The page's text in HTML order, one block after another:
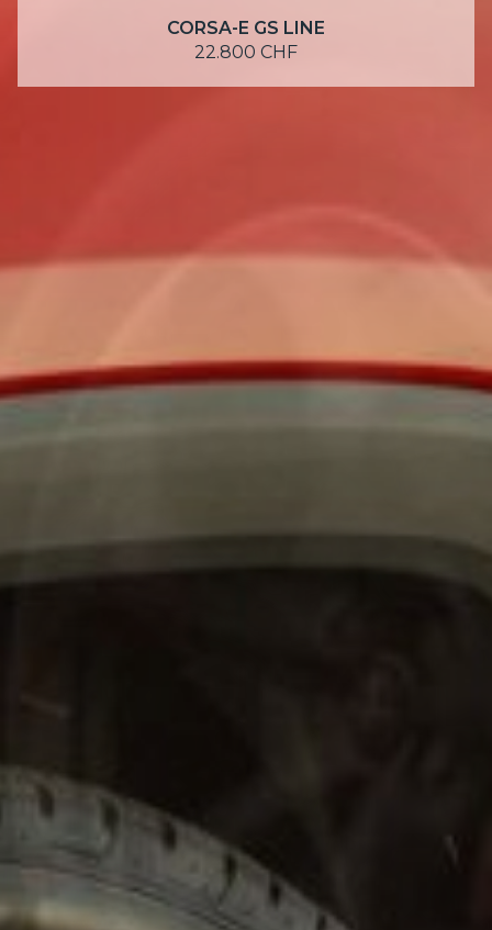
CORSA-E GS LINE
22.800 CHF
Hai poco tempo? Non ti preoccupare, la professionalità del nostro
immatricolazioni, cambio detentore, cessazione targhe e pratiche
automobilistiche in generale.
CONSEGNA A DOMICILIO
Non hai tempo di venire a ritirare la vettura? Un nostro incaricato
verrà direttamente a consegnarti la vettura acquistata, senza costi
aggiuntivi